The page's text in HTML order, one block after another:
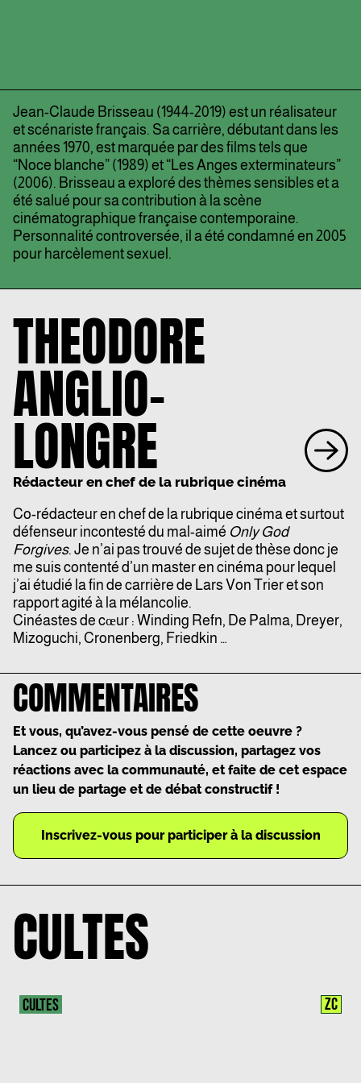
Jean-Claude Brisseau (1944-2019) est un réalisateur
et scénariste français. Sa carrière, débutant dans les
années 1970, est marquée par des films tels que
“Noce blanche” (1989) et “Les Anges exterminateurs”
(2006). Brisseau a exploré des thèmes sensibles et a
été salué pour sa contribution à la scène
cinématographique française contemporaine.
Personnalité controversée, il a été condamné en 2005
pour harcèlement sexuel.
THEODORE
ANGLIO-
LONGRE
Rédacteur en chef de la rubrique cinéma
Co-rédacteur en chef de la rubrique cinéma et surtout
défenseur incontesté du mal-aimé Only God
Forgives. Je n’ai pas trouvé de sujet de thèse donc je
me suis contenté d’un master en cinéma pour lequel
j’ai étudié la fin de carrière de Lars Von Trier et son
rapport agité à la mélancolie.
Cinéastes de cœur : Winding Refn, De Palma, Dreyer,
Mizoguchi, Cronenberg, Friedkin …
COMMENTAIRES
Et vous, qu’avez-vous pensé de cette oeuvre ?
Lancez ou participez à la discussion, partagez vos
réactions avec la communauté, et faite de cet espace
un lieu de partage et de débat constructif !
Inscrivez-vous pour participer à la discussion
CULTES
CULTES ZC